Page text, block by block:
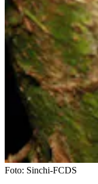
Foto: Sinchi-FCDS